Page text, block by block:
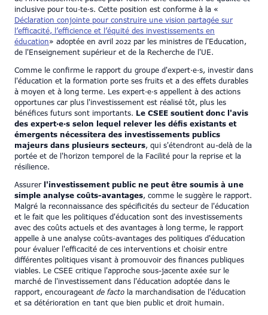
inclusive pour tou·te·s. Cette position est conforme à la «
Déclaration conjointe pour construire une vision partagée sur
l’efficacité, l’efficience et l’équité des investissements en
éducation» adoptée en avril 2022 par les ministres de l'Education,
de l'Enseignement supérieur et de la Recherche de l'UE.
Comme le confirme le rapport du groupe d'expert·e·s, investir dans
l'éducation et la formation porte ses fruits et a des effets durables
à moyen et à long terme. Les expert·e·s appellent à des actions
opportunes car plus l'investissement est réalisé tôt, plus les
bénéfices futurs sont importants. Le CSEE soutient donc l'avis
des expert·e·s selon lequel relever les défis existants et
émergents nécessitera des investissements publics
majeurs dans plusieurs secteurs, qui s'étendront au-delà de la
portée et de l'horizon temporel de la Facilité pour la reprise et la
résilience.
Assurerl'investissement public ne peut être soumis à une
simple analyse coûts-avantages, comme le suggère le rapport.
Malgré la reconnaissance des spécificités du secteur de l'éducation
et le fait que les politiques d'éducation sont des investissements
avec des coûts actuels et des avantages à long terme, le rapport
appelle à une analyse coûts-avantages des politiques d'éducation
pour évaluer l'efficacité de ces interventions et choisir entre
différentes politiques visant à promouvoir des finances publiques
viables. Le CSEE critique l'approche sous-jacente axée sur le
marché de l'investissement dans l'éducation adoptée dans le
rapport, encourageant de facto la marchandisation de l'éducation
et sa détérioration en tant que bien public et droit humain.